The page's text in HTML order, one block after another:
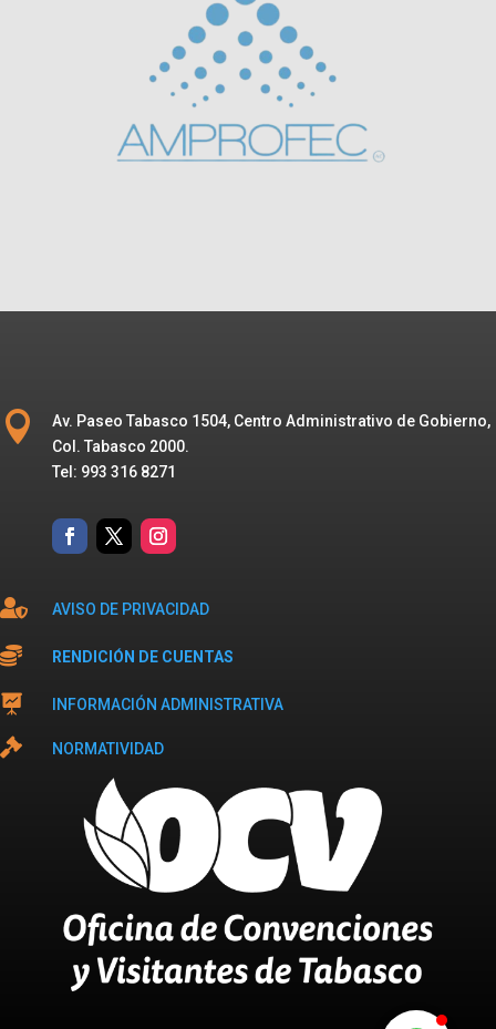

Av. Paseo Tabasco 1504, Centro Administrativo de Gobierno,
Col. Tabasco 2000.
Tel: 993 316 8271
 AVISO DE PRIVACIDAD
 RENDICIÓN DE CUENTAS
 INFORMACIÓN ADMINISTRATIVA
 NORMATIVIDAD